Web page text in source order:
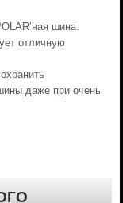
шина.
отличную
даже при очень